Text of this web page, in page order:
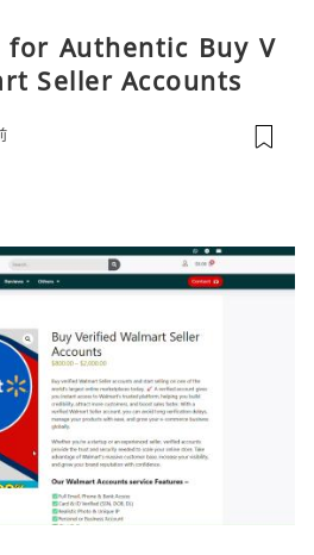
for Authentic Buy V
Seller Accounts